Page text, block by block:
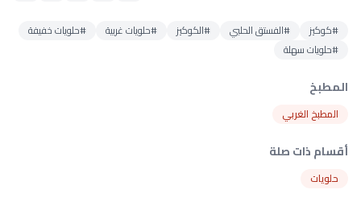
#كوكيز #الفستق الحلبي #الكوكيز #حلويات غربية
#حلويات خفيفة
#حلويات سهلة
المطبخ
المطبخ الغربي
أقسام ذات صلة
حلويات